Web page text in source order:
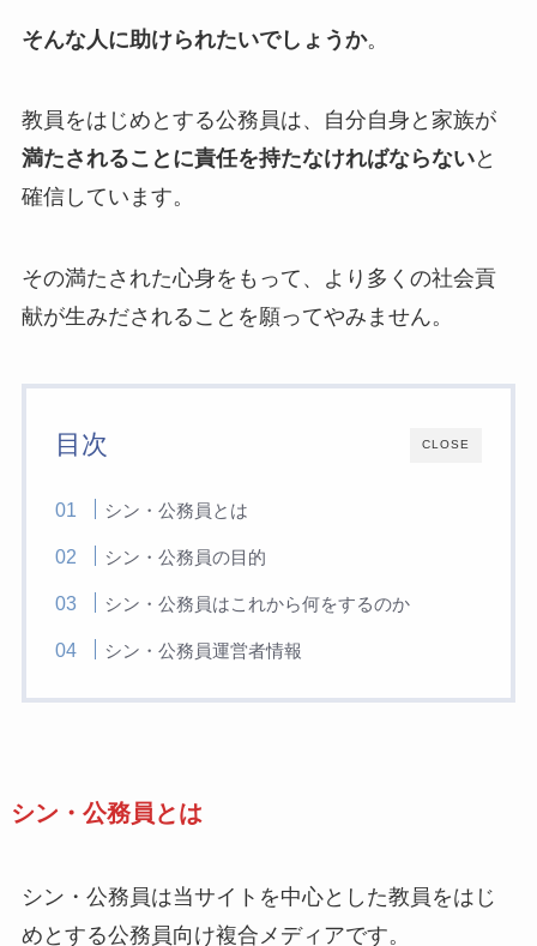
そんな人に助けられたいでしょうか。
教員をはじめとする公務員は、自分自身と家族が
満たされることに責任を持たなければならないと
確信しています。
その満たされた心身をもって、より多くの社会貢
献が生みだされることを願ってやみません。
CLOSE
目次
シン・公務員とは
シン・公務員の目的
シン・公務員はこれから何をするのか
シン・公務員運営者情報
シン・公務員とは
シン・公務員は当サイトを中心とした教員をはじ
めとする公務員向け複合メディアです。